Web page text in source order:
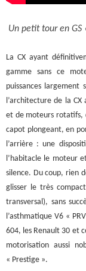
Un petit tour en
La CX ayant
gamme sans ce
puissances largement
l’architecture de la
et de moteurs rotatifs,
capot plongeant, en
l’arrière : une
l’habitacle le moteur
silence. Du coup, rien
glisser le très
transversal), sans
l’asthmatique V6 «
604, les Renault 30 et
motorisation aussi
« Prestige ».